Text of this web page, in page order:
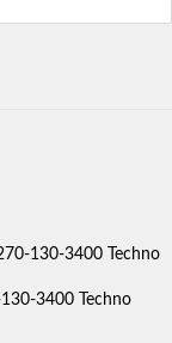
3400 Techno